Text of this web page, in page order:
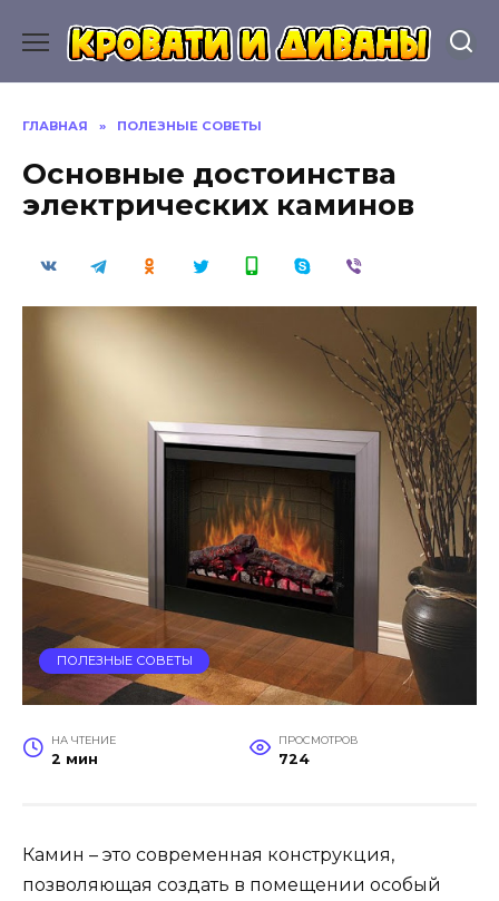
содержанию
ГЛАВНАЯ » ПОЛЕЗНЫЕ СОВЕТЫ
Основные достоинства
электрических каминов
ПОЛЕЗНЫЕ СОВЕТЫ
НА ЧТЕНИЕ
2 мин
ПРОСМОТРОВ
724
Камин – это современная конструкция,
позволяющая создать в помещении особый